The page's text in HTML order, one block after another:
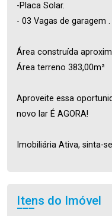
-Placa Solar.
- 03 Vagas de garagem .
Área construída
Área terreno 383,00m²
Aproveite essa
novo lar É AGORA!
Imobiliária Ativa, sinta-
Itens do Imóvel